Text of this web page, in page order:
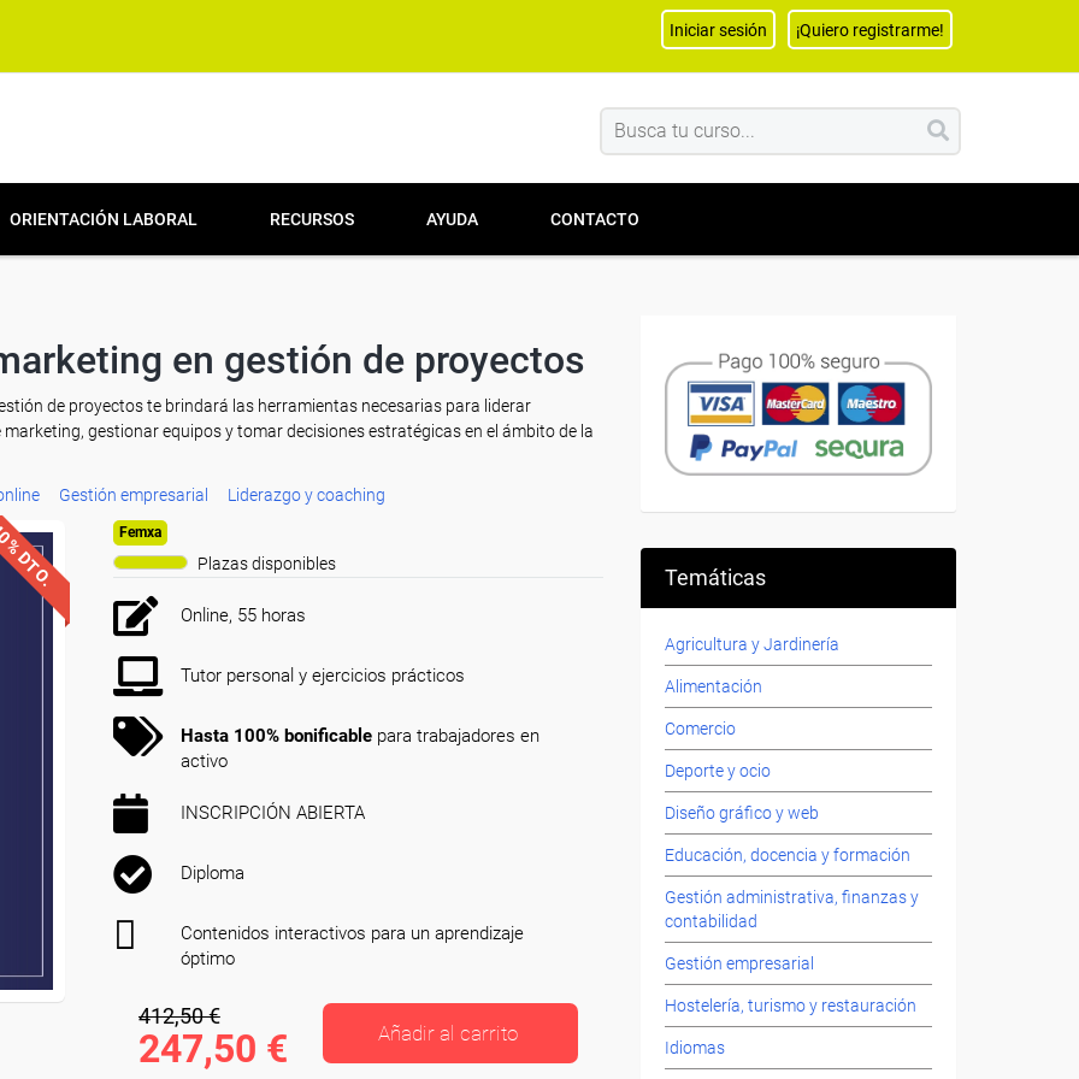
Iniciar sesión ¡Quiero registrarme!
ORIENTACIÓN LABORAL RECURSOS AYUDA CONTACTO
en gestión de proyectos
de proyectos te brindará las herramientas necesarias para liderar
gestionar equipos y tomar decisiones estratégicas en el ámbito de la
Gestión empresarial Liderazgo y coaching
DTO. Femxa
Plazas disponibles
Online, 55 horas
Tutor personal y ejercicios prácticos
Hasta 100% bonificable para trabajadores en
activo
INSCRIPCIÓN ABIERTA
Diploma
Contenidos interactivos para un aprendizaje
óptimo
412,50 €
247,50 € Añadir al carrito
Temáticas
Agricultura y Jardinería
Alimentación
Comercio
Deporte y ocio
Diseño gráfico y web
Educación, docencia y formación
Gestión administrativa, finanzas y
contabilidad
Gestión empresarial
Hostelería, turismo y restauración
Idiomas